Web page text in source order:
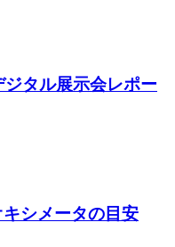
ジタル展示会レポー
キシメータの目安